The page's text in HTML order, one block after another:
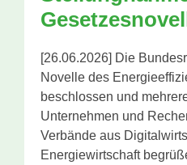
[26.06.2026] Die
Novelle des
beschlossen und
Unternehmen und
Verbände aus
Energiewirtschaft